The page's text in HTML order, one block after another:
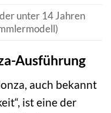
unter 14 Jahren
Ausführung
auch bekannt
ist eine der